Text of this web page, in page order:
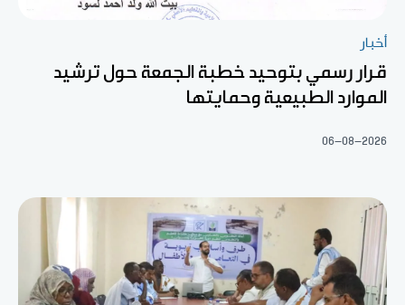
أخبار
قرار رسمي بتوحيد خطبة الجمعة حول ترشيد
الموارد الطبيعية وحمايتها
06-08-2026